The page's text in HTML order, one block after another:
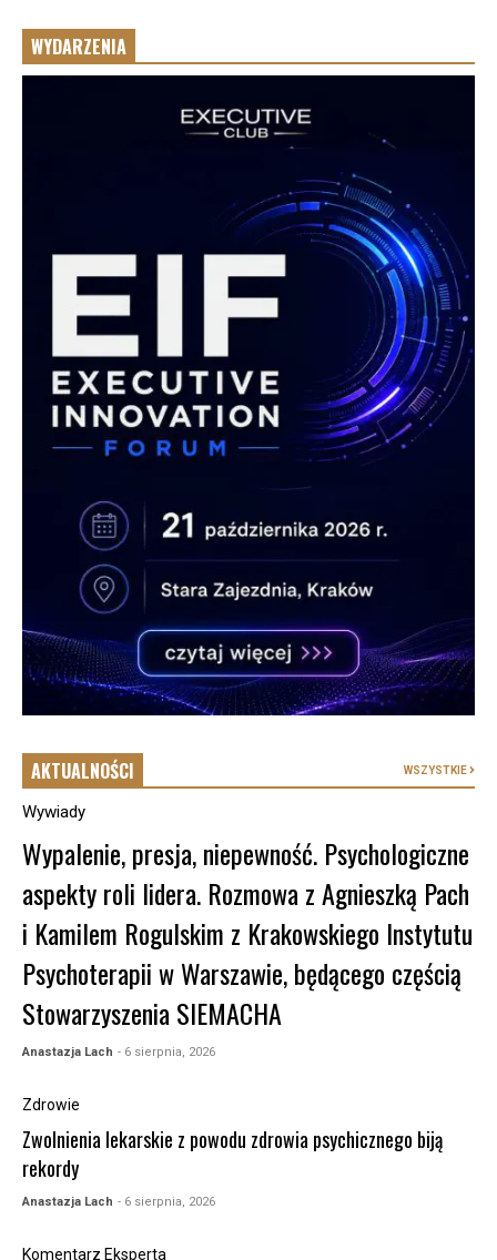
WYDARZENIA
AKTUALNOŚCI WSZYSTKIE
Wywiady
Wypalenie, presja, niepewność. Psychologiczne
aspekty roli lidera. Rozmowa z Agnieszką Pach
i Kamilem Rogulskim z Krakowskiego Instytutu
Psychoterapii w Warszawie, będącego częścią
Stowarzyszenia SIEMACHA
Anastazja Lach - 6 sierpnia, 2026
Zdrowie
Zwolnienia lekarskie z powodu zdrowia psychicznego biją
rekordy
Anastazja Lach - 6 sierpnia, 2026
Komentarz Eksperta